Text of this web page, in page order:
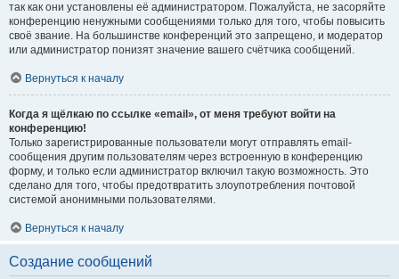
так как они установлены её администратором. Пожалуйста, не засоряйте
конференцию ненужными сообщениями только для того, чтобы повысить
своё звание. На большинстве конференций это запрещено, и модератор
или администратор понизят значение вашего счётчика сообщений.
Вернуться к началу
Когда я щёлкаю по ссылке «email», от меня требуют войти на
конференцию!
Только зарегистрированные пользователи могут отправлять email-
сообщения другим пользователям через встроенную в конференцию
форму, и только если администратор включил такую возможность. Это
сделано для того, чтобы предотвратить злоупотребления почтовой
системой анонимными пользователями.
Вернуться к началу
Создание сообщений